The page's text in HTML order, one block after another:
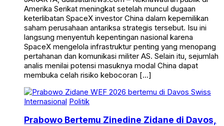
Amerika Serikat meningkat setelah muncul dugaan
keterlibatan SpaceX investor China dalam kepemilikan
saham perusahaan antariksa strategis tersebut. Isu ini
langsung menyentuh kepentingan nasional karena
SpaceX mengelola infrastruktur penting yang menopang
pertahanan dan komunikasi militer AS. Selain itu, sejumlah
analis menilai potensi masuknya modal China dapat
membuka celah risiko kebocoran […]
Internasional Politik
Prabowo Bertemu Zinedine Zidane di Davos,